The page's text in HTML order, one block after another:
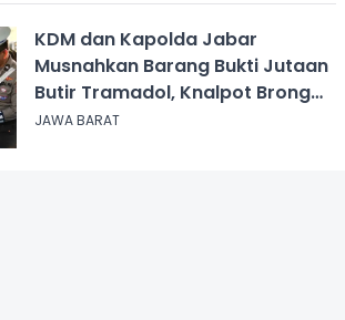
KDM dan Kapolda Jabar
Musnahkan Barang Bukti Jutaan
Butir Tramadol, Knalpot Brong
hingga Miras
JAWA BARAT